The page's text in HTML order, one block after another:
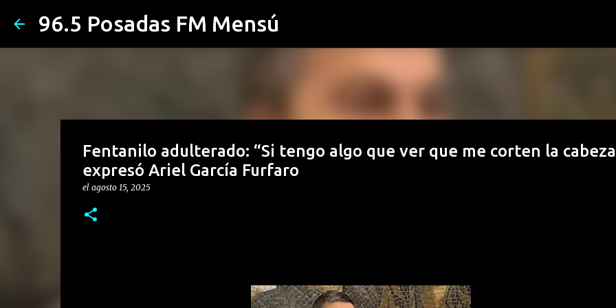
96.5 Posadas FM Mensú
Fentanilo adulterado: “Si tengo algo que ver que me corten la
expresó Ariel García Furfaro
el agosto 15, 2025